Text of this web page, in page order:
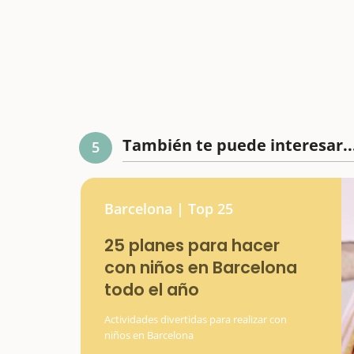
5 También te puede
Barcelona | Top 25
25 planes para hacer
con niños en Barcelona
todo el año
Actividades divertidas para realizar con
niños en Barcelona